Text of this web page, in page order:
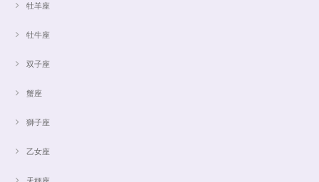
牡羊座
牡牛座
双子座
蟹座
獅子座
乙女座